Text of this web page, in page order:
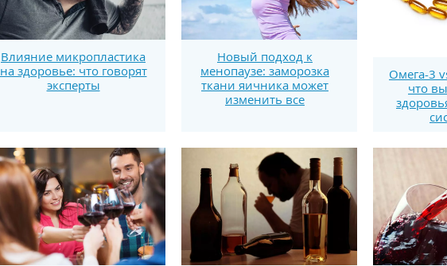
Влияние микропластика
на здоровье: что говорят
эксперты
Новый подход к
менопаузе: заморозка
ткани яичника может
изменить все
Омега-3
что